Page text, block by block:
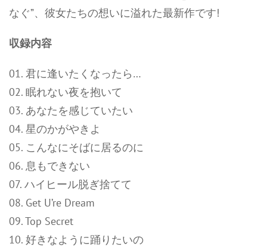
なぐ”、彼女たちの想いに溢れた最新作です!
収録内容
01. 君に逢いたくなったら…
02. 眠れない夜を抱いて
03. あなたを感じていたい
04. 星のかがやきよ
05. こんなにそばに居るのに
06. 息もできない
07. ハイヒール脱ぎ捨てて
08. Get U’re Dream
09. Top Secret
10. 好きなように踊りたいの